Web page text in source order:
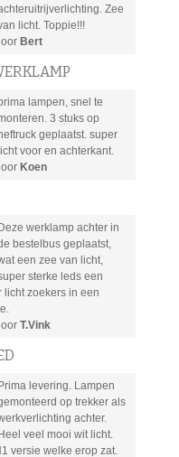
Zee
licht. Toppie!!!
Bert
lampen, snel te
3 stuks op
heftruck geplaatst. super
licht voor en achterkant.
Koen
Deze werklamp achter in
bestelbus geplaatst,
een zee van licht,
sterke leds een
licht zoekers in een
T.Vink
Prima levering. Lampen
op trekker als
achter.
Heel veel mooi wit licht.
versie welke erop zat.